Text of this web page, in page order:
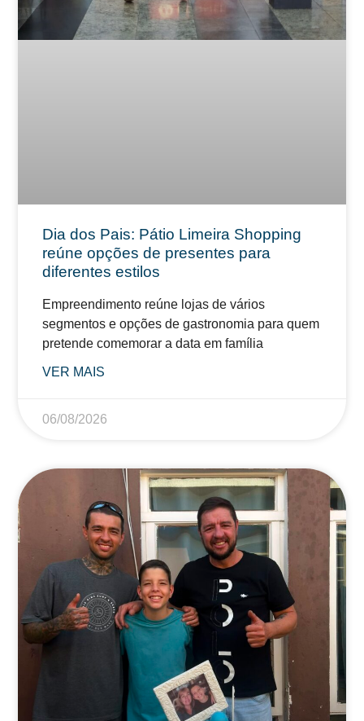
Dia dos Pais: Pátio Limeira Shopping
reúne opções de presentes para
diferentes estilos
Empreendimento reúne lojas de vários
segmentos e opções de gastronomia para quem
pretende comemorar a data em família
VER MAIS
06/08/2026